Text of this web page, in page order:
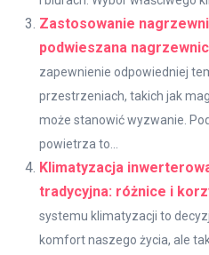
Zastosowanie
podwieszana
zapewnienie odpowiedniej
przestrzeniach, takich jak
może stanowić wyzwanie.
powietrza to...
Klimatyzacja
tradycyjna: różnice i
systemu klimatyzacji to
komfort naszego życia, ale